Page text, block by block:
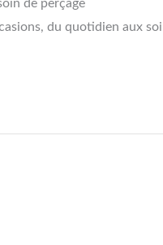
de perçage
du quotidien aux